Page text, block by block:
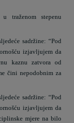
traženom stepenu
sadržine: “Pod
izjavljujem da
kaznu zatvora od
čini nepodobnim za
sadržine: “Pod
izjavljujem da
mjere na bilo